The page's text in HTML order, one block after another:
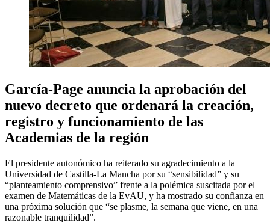
García-Page anuncia la aprobación del
nuevo decreto que ordenará la creación,
registro y funcionamiento de las
Academias de la región
El presidente autonómico ha reiterado su agradecimiento a la
Universidad de Castilla-La Mancha por su “sensibilidad” y su
“planteamiento comprensivo” frente a la polémica suscitada por el
examen de Matemáticas de la EvAU, y ha mostrado su confianza en
una próxima solución que “se plasme, la semana que viene, en una
razonable tranquilidad”.